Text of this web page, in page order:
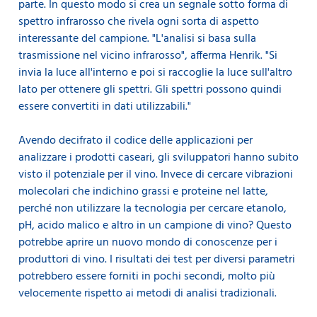
parte. In questo modo si crea un segnale sotto forma di
spettro infrarosso che rivela ogni sorta di aspetto
interessante del campione. "L'analisi si basa sulla
trasmissione nel vicino infrarosso", afferma Henrik. "Si
invia la luce all'interno e poi si raccoglie la luce sull'altro
lato per ottenere gli spettri. Gli spettri possono quindi
essere convertiti in dati utilizzabili."
Avendo decifrato il codice delle applicazioni per
analizzare i prodotti caseari, gli sviluppatori hanno subito
visto il potenziale per il vino. Invece di cercare vibrazioni
molecolari che indichino grassi e proteine nel latte,
perché non utilizzare la tecnologia per cercare etanolo,
pH, acido malico e altro in un campione di vino? Questo
potrebbe aprire un nuovo mondo di conoscenze per i
produttori di vino. I risultati dei test per diversi parametri
potrebbero essere forniti in pochi secondi, molto più
velocemente rispetto ai metodi di analisi tradizionali.